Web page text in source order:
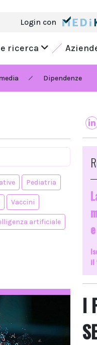
Login con
ricerca
Dipendenze
Pediatria
Vaccini
artificiale
il
I